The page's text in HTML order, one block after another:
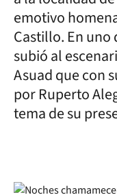
emotivo
Castillo. En uno
subió al
Asuad que con
por Ruperto
tema de su